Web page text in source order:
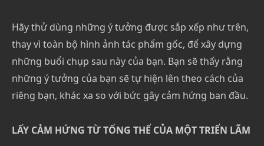
Hãy thử dùng những ý tưởng được sắp xếp như trên,
thay vì toàn bộ hình ảnh tác phẩm gốc, để xây dựng
những buổi chụp sau này của bạn. Bạn sẽ thấy rằng
những ý tưởng của bạn sẽ tự hiện lên theo cách của
riêng bạn, khác xa so với bức gây cảm hứng ban đầu.
LẤY CẢM HỨNG TỪ TỔNG THỂ CỦA MỘT TRIỂN LÃM